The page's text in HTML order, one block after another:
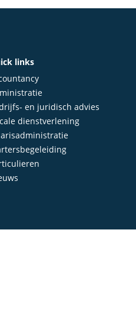
links
en juridisch advies
dienstverlening